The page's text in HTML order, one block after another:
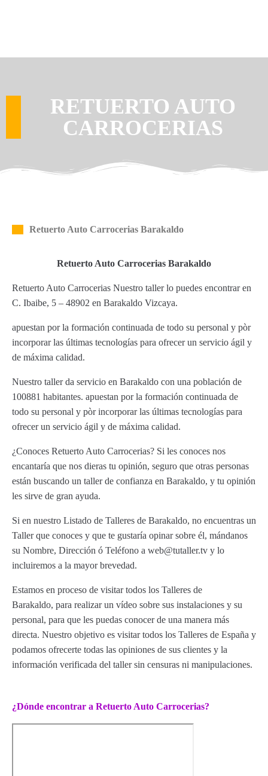
RETUERTO AUTO
CARROCERIAS
Retuerto Auto Carrocerias Barakaldo
Retuerto Auto Carrocerias Barakaldo
Retuerto Auto Carrocerias Nuestro taller lo puedes encontrar en
C. Ibaibe, 5 – 48902 en Barakaldo Vizcaya.
apuestan por la formación continuada de todo su personal y pòr
incorporar las últimas tecnologías para ofrecer un servicio ágil y
de máxima calidad.
Nuestro taller da servicio en Barakaldo con una población de
100881 habitantes. apuestan por la formación continuada de
todo su personal y pòr incorporar las últimas tecnologías para
ofrecer un servicio ágil y de máxima calidad.
¿Conoces Retuerto Auto Carrocerias? Si les conoces nos
encantaría que nos dieras tu opinión, seguro que otras personas
están buscando un taller de confianza en Barakaldo, y tu opinión
les sirve de gran ayuda.
Si en nuestro Listado de Talleres de Barakaldo, no encuentras un
Taller que conoces y que te gustaría opinar sobre él, mándanos
su Nombre, Dirección ó Teléfono a web@tutaller.tv y lo
incluiremos a la mayor brevedad.
Estamos en proceso de visitar todos los Talleres de
Barakaldo, para realizar un vídeo sobre sus instalaciones y su
personal, para que les puedas conocer de una manera más
directa. Nuestro objetivo es visitar todos los Talleres de España y
podamos ofrecerte todas las opiniones de sus clientes y la
información verificada del taller sin censuras ni manipulaciones.
¿Dónde encontrar a Retuerto Auto Carrocerias?